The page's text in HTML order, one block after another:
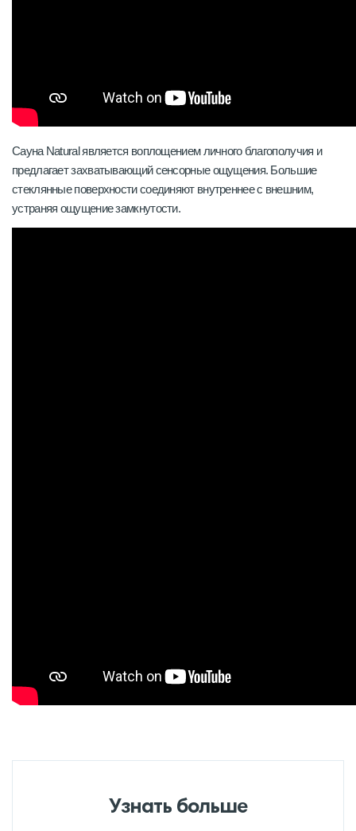
Сауна Natural является воплощением личного благополучия и
предлагает захватывающий сенсорные ощущения. Большие
стеклянные поверхности соединяют внутреннее с внешним,
устраняя ощущение замкнутости.
Узнать больше